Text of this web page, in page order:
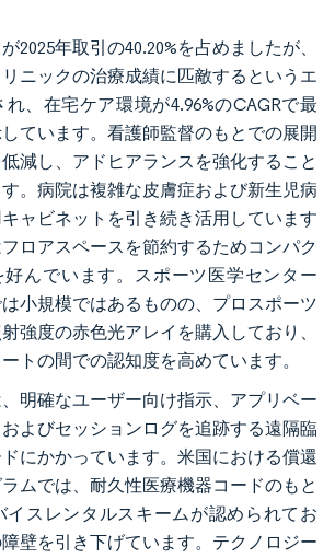
2025年取引の40.20%を占めましたが、
ニックの治療成績に匹敵するというエ
、在宅ケア環境が4.96%のCAGRで最
ています。看護師監督のもとでの展開
減し、アドヒアランスを強化すること
。病院は複雑な皮膚症および新生児病
ャビネットを引き続き活用しています
ロアスペースを節約するためコンパク
好んでいます。スポーツ医学センター
小規模ではあるものの、プロスポーツ
強度の赤色光アレイを購入しており、
トの間での認知度を高めています。
明確なユーザー向け指示、アプリベー
よびセッションログを追跡する遠隔臨
にかかっています。米国における償還
ムでは、耐久性医療機器コードのもと
イスレンタルスキームが認められてお
壁を引き下げています。テクノロジー